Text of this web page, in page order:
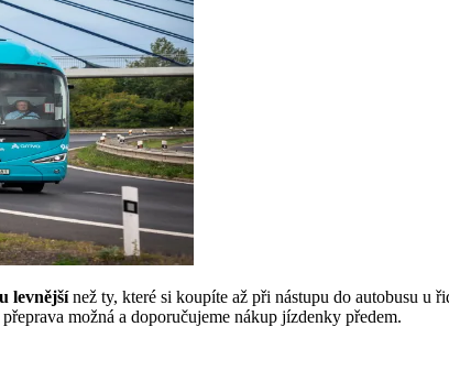
levnějšínež ty, které si koupíte až při nástupu do autobusu u
možná a doporučujeme nákup jízdenky předem.